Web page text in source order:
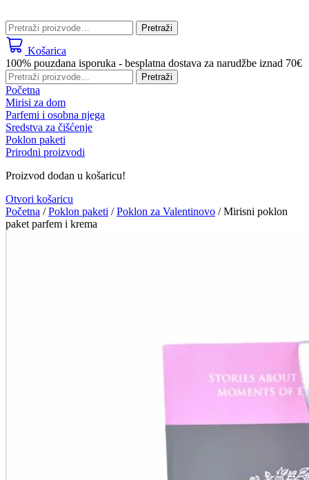
Pretraži: Pretraži
Košarica
100% pouzdana isporuka - besplatna dostava za narudžbe iznad 70€
Pretraži:
Pretraži
Početna
Mirisi za dom
Parfemi i osobna njega
Sredstva za čišćenje
Poklon paketi
Prirodni proizvodi
Proizvod dodan u košaricu!
Otvori košaricu
Početna /Poklon paketi /Poklon za Valentinovo / Mirisni poklon
paket parfem i krema